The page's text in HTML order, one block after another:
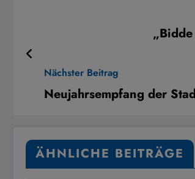
Nächster Beitrag
Neujahrsempfang der
ÄHNLICHE BEITRÄGE